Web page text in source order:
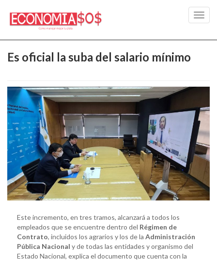
Es oficial la suba del salario mínimo
Este incremento, en tres tramos, alcanzará a todos los
empleados que se encuentre dentro del Régimen de
Contrato, incluidos los agrarios y los de la Administración
Pública Nacional y de todas las entidades y organismo del
Estado Nacional, explica el documento que cuenta con la